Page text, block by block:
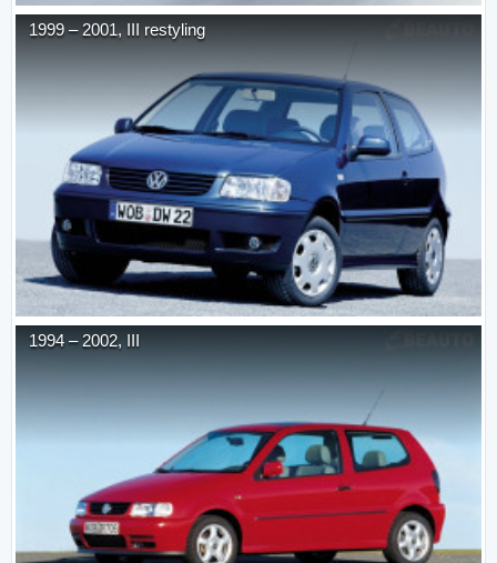
1999 – 2001, III restyling
1994 – 2002, III